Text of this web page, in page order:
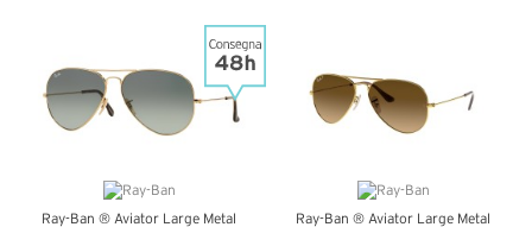
Ray-Ban ® Aviator Large Metal
Ray-Ban ® Aviator Large Metal